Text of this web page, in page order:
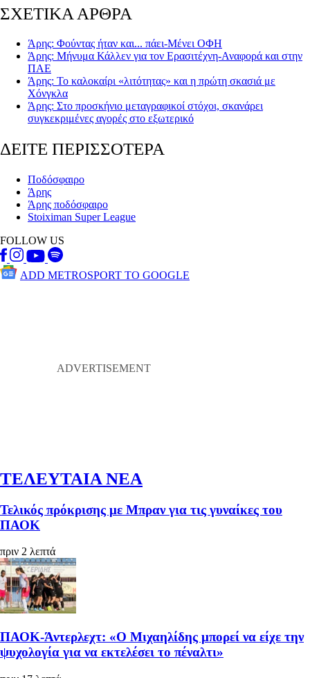
ΣΧΕΤΙΚΑ ΑΡΘΡΑ
Άρης: Φούντας ήταν και... πάει-Μένει ΟΦΗ
Άρης: Μήνυμα Κάλλεν για τον Ερασιτέχνη-Αναφορά και στην
ΠΑΕ
Άρης: Το καλοκαίρι «λιτότητας» και η πρώτη σκασιά με
Χόνγκλα
Άρης: Στο προσκήνιο μεταγραφικοί στόχοι, σκανάρει
συγκεκριμένες αγορές στο εξωτερικό
ΔΕΙΤΕ ΠΕΡΙΣΣΟΤΕΡΑ
Ποδόσφαιρο
Άρης
Άρης ποδόσφαιρο
Stoiximan Super League
FOLLOW US
ADD METROSPORT TO GOOGLE
ΤΕΛΕΥΤΑΙΑ ΝΕΑ
Τελικός πρόκρισης με Μπραν για τις γυναίκες του
ΠΑΟΚ
πριν 2 λεπτά
ΠΑΟΚ-Άντερλεχτ: «Ο Μιχαηλίδης μπορεί να είχε την
ψυχολογία για να εκτελέσει το πέναλτι»